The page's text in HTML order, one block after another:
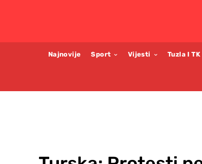
Najnovije Sport Vijesti Tuzla I TK